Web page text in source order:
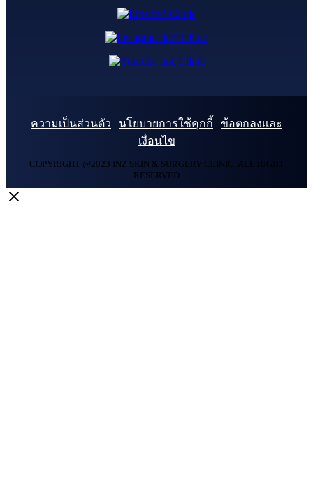
ความเป็นส่วนตัว นโยบายการใช้คุกกี้
ข้อตกลงและ
เงื่อนไข
COPYRIGHT @2023 INZ SKIN & SURGERY CLINIC. ALL RIGHT
RESERVED